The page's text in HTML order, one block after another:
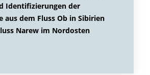
Identifizierungen der
aus dem Fluss Ob in Sibirien
Narew im Nordosten